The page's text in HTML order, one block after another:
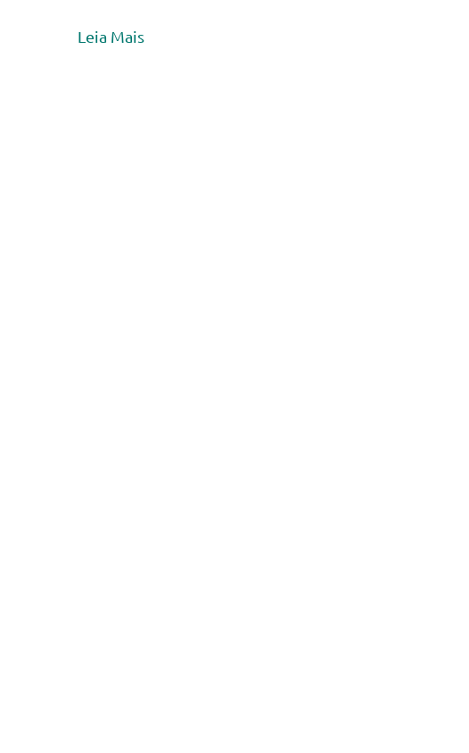
Leia Mais